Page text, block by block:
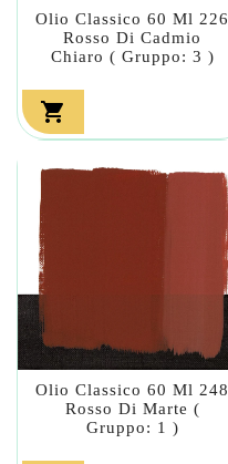
Olio Classico 60 Ml 226
Rosso Di Cadmio
Chiaro ( Gruppo: 3 )

Olio Classico 60 Ml 248
Rosso Di Marte (
Gruppo: 1 )